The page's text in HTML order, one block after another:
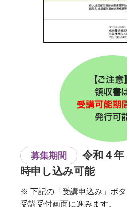
募集期間
令和４
時申し込み可能
※ 下記の「受講申込み」ボ
受講受付画面に進みます。